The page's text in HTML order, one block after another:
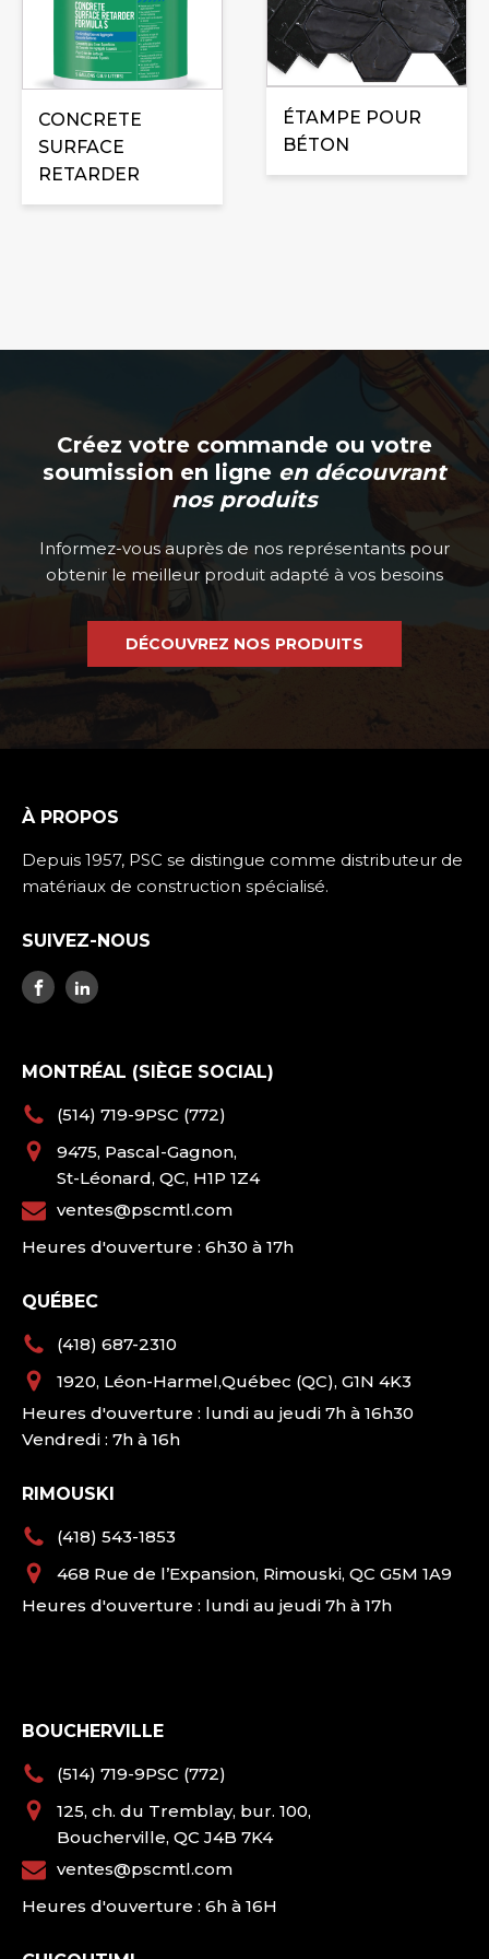
CONCRETE
SURFACE
RETARDER
variations.
options
peuvent
être
choisies
sur
la
ÉTAMPE POUR
BÉTON
Créez votre commande ou votre
soumission en ligne en découvrant
nos produits
Informez-vous auprès de nos représentants pour
obtenir le meilleur produit adapté à vos besoins
DÉCOUVREZ NOS PRODUITS
À PROPOS
Depuis 1957, PSC se distingue comme distributeur de
matériaux de construction spécialisé.
SUIVEZ-NOUS
MONTRÉAL (SIÈGE SOCIAL)
(514) 719-9PSC (772)
9475, Pascal-Gagnon,
St-Léonard, QC, H1P 1Z4
ventes@pscmtl.com
Heures d'ouverture : 6h30 à 17h
QUÉBEC
(418) 687-2310
1920, Léon-Harmel,Québec (QC), G1N 4K3
Heures d'ouverture : lundi au jeudi 7h à 16h30
Vendredi : 7h à 16h
RIMOUSKI
(418) 543-1853
468 Rue de l’Expansion, Rimouski, QC G5M 1A9
Heures d'ouverture : lundi au jeudi 7h à 17h
BOUCHERVILLE
(514) 719-9PSC (772)
125, ch. du Tremblay, bur. 100,
Boucherville, QC J4B 7K4
ventes@pscmtl.com
Heures d'ouverture : 6h à 16H